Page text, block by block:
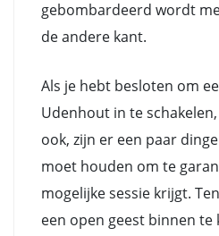
gebombardeerd wordt
de andere kant.
Als je hebt besloten om
Udenhout in te
ook, zijn er een paar
moet houden om te
mogelijke sessie krijgt.
een open geest binnen te